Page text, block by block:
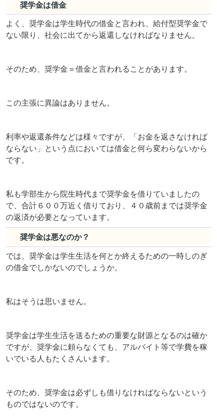
奨学金は借金
よく、奨学金は学生時代の借金と言われ、給付型奨学金で
ない限り、社会に出てから返還しなければなりません。
そのため、奨学金＝借金と言われることがあります。
この主張に異論はありません。
利率や返還条件などは様々ですが、「お金を返さなければ
ならない」という点においては借金と何ら変わらないから
です。
私も学部生から院生時代まで奨学金を借りていましたの
で、合計６００万近く借りており、４０歳前までは奨学金
の返済が必要となっています。
奨学金は悪なのか？
では、奨学金は学生生活を何とか終えるための一時しのぎ
の借金でしかないのでしょうか。
私はそうは思いません。
奨学金は学生生活を送るための重要な財源となるのは確か
ですが、奨学金に頼らなくても、アルバイト等で学費を稼
いでいる人もたくさんいます。
そのため、奨学金は必ずしも借りなければならないという
ものではないのです。